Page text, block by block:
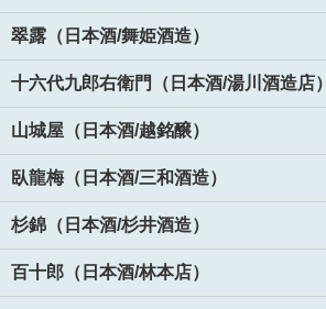
翠露（日本酒/舞姫酒造）
十六代九郎右衛門（日本酒/湯川酒造店）
山城屋（日本酒/越銘醸）
臥龍梅（日本酒/三和酒造）
杉錦（日本酒/杉井酒造）
百十郎（日本酒/林本店）